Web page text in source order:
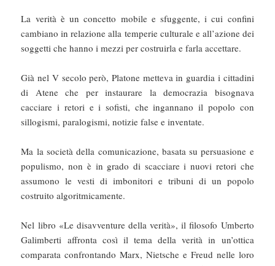
La verità è un concetto mobile e sfuggente, i cui confini
cambiano in relazione alla temperie culturale e all’azione dei
soggetti che hanno i mezzi per costruirla e farla accettare.
Già nel V secolo però, Platone metteva in guardia i cittadini
di Atene che per instaurare la democrazia bisognava
cacciare i retori e i sofisti, che ingannano il popolo con
sillogismi, paralogismi, notizie false e inventate.
Ma la società della comunicazione, basata su persuasione e
populismo, non è in grado di scacciare i nuovi retori che
assumono le vesti di imbonitori e tribuni di un popolo
costruito algoritmicamente.
Nel libro «Le disavventure della verità», il filosofo Umberto
Galimberti affronta così il tema della verità in un’ottica
comparata confrontando Marx, Nietsche e Freud nelle loro